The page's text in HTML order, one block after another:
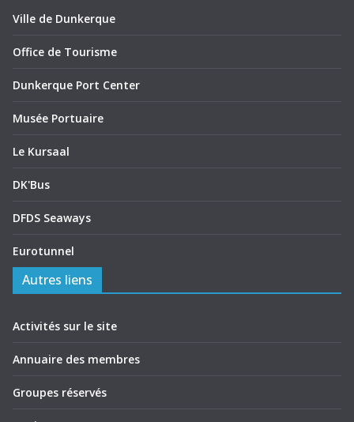
Ville de Dunkerque
Office de Tourisme
Dunkerque Port Center
Musée Portuaire
Le Kursaal
DK'Bus
DFDS Seaways
Eurotunnel
Autres liens
Activités sur le site
Annuaire des membres
Groupes réservés